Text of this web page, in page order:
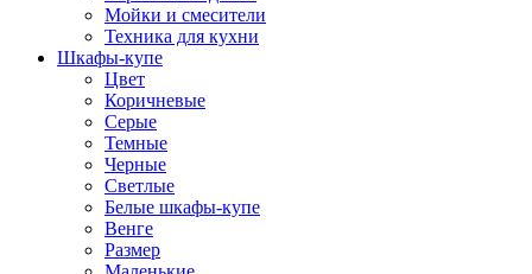
Мойки и смесители
Техника для кухни
Шкафы-купе
Цвет
Коричневые
Серые
Темные
Черные
Светлые
Белые шкафы-купе
Венге
Размер